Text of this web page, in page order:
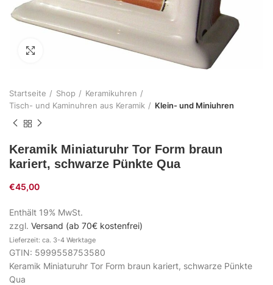
Zum Vergrößern klicken
Startseite Shop
Keramikuhren
Tisch- und Kaminuhren aus Keramik
Klein- und Miniuhren
Keramik Miniaturuhr Tor Form braun
kariert, schwarze Pünkte Qua
€45,00
Enthält 19% MwSt.
zzgl. Versand (ab 70€ kostenfrei)
Lieferzeit: ca. 3-4 Werktage
GTIN: 5999558753580
Keramik Miniaturuhr Tor Form braun kariert, schwarze Pünkte
Qua